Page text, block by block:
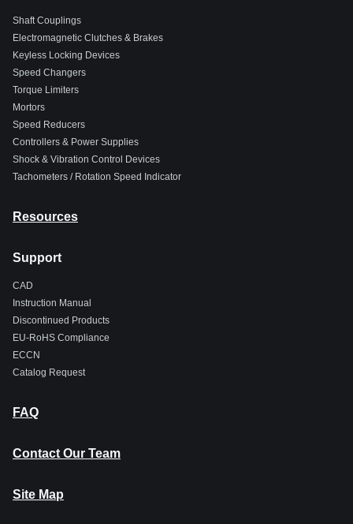
Shaft Couplings
Electromagnetic Clutches & Brakes
Keyless Locking Devices
Speed Changers
Torque Limiters
Mortors
Speed Reducers
Controllers & Power Supplies
Shock & Vibration Control Devices
Tachometers / Rotation Speed Indicator
Resources
Support
CAD
Instruction Manual
Discontinued Products
EU-RoHS Compliance
ECCN
Catalog Request
FAQ
Contact Our Team
Site Map